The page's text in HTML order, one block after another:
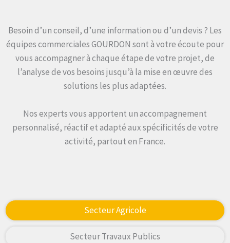
Besoin d’un conseil, d’une information ou d’un devis ? Les
équipes commerciales GOURDON sont à votre écoute pour
vous accompagner à chaque étape de votre projet, de
l’analyse de vos besoins jusqu’à la mise en œuvre des
solutions les plus adaptées.
Nos experts vous apportent un accompagnement
personnalisé, réactif et adapté aux spécificités de votre
activité, partout en France.
Secteur Agricole
Secteur Travaux Publics